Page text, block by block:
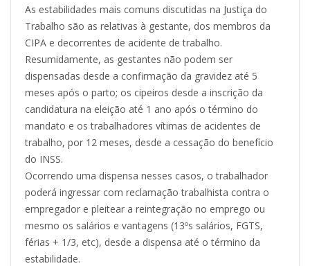
As estabilidades mais comuns discutidas na Justiça do
Trabalho são as relativas à gestante, dos membros da
CIPA e decorrentes de acidente de trabalho.
Resumidamente, as gestantes não podem ser
dispensadas desde a confirmação da gravidez até 5
meses após o parto; os cipeiros desde a inscrição da
candidatura na eleição até 1 ano após o término do
mandato e os trabalhadores vítimas de acidentes de
trabalho, por 12 meses, desde a cessação do benefício
do INSS.
Ocorrendo uma dispensa nesses casos, o trabalhador
poderá ingressar com reclamação trabalhista contra o
empregador e pleitear a reintegração no emprego ou
mesmo os salários e vantagens (13ºs salários, FGTS,
férias + 1/3, etc), desde a dispensa até o término da
estabilidade.